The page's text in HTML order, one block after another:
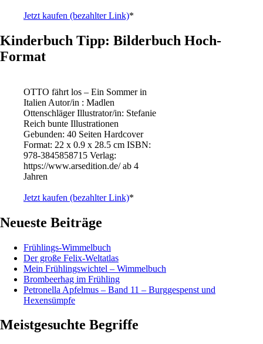
Jetzt kaufen (bezahlter Link)*
Kinderbuch Tipp: Bilderbuch Hoch-
Format
OTTO fährt los – Ein Sommer in
Italien Autor/in : Madlen
Ottenschläger Illustrator/in: Stefanie
Reich bunte Illustrationen
Gebunden: 40 Seiten Hardcover
Format: 22 x 0.9 x 28.5 cm ISBN: ‎
978-3845858715 Verlag:
https://www.arsedition.de/ ab 4
Jahren
Jetzt kaufen (bezahlter Link)*
Neueste Beiträge
Frühlings-Wimmelbuch
Der große Felix-Weltatlas
Mein Frühlingswichtel – Wimmelbuch
Brombeerhag im Frühling
Petronella Apfelmus – Band 11 – Burggespenst und
Hexensümpfe
Meistgesuchte Begriffe